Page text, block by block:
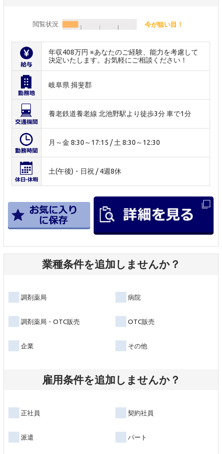
閲覧状況 今が狙い目！
年収408万円 ※あなたのご経験、能力を考慮して
決定いたします。お気軽にご相談ください！
岐阜県 揖斐郡
養老鉄道養老線 北池野駅より徒歩3分 車で1分
月～金 8:30～17:15 / 土 8:30～12:30
土(午後)・日祝 / 4週8休
業種条件を追加しませんか？
調剤薬局 病院
調剤薬局・OTC販売 OTC販売
企業 その他
雇用条件を追加しませんか？
正社員 契約社員
派遣 パート